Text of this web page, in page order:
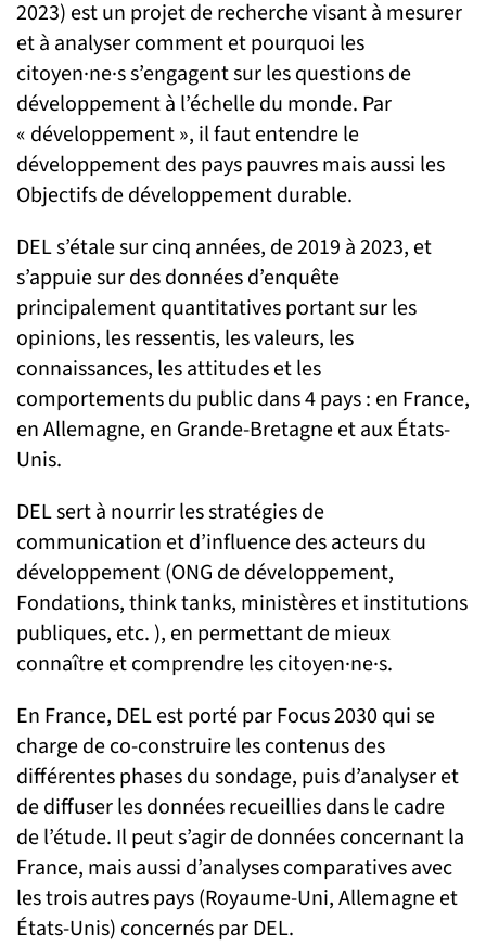
2023) est un projet de recherche visant à mesurer
et à analyser comment et pourquoi les
citoyen·ne·s s’engagent sur les questions de
développement à l’échelle du monde. Par
« développement », il faut entendre le
développement des pays pauvres mais aussi les
Objectifs de développement durable.
DEL s’étale sur cinq années, de 2019 à 2023, et
s’appuie sur des données d’enquête
principalement quantitatives portant sur les
opinions, les ressentis, les valeurs, les
connaissances, les attitudes et les
comportements du public dans 4 pays : en France,
en Allemagne, en Grande-Bretagne et aux États-
Unis.
DEL sert à nourrir les stratégies de
communication et d’influence des acteurs du
développement (ONG de développement,
Fondations, think tanks, ministères et institutions
publiques, etc. ), en permettant de mieux
connaître et comprendre les citoyen·ne·s.
En France, DEL est porté par Focus 2030 qui se
charge de co-construire les contenus des
différentes phases du sondage, puis d’analyser et
de diffuser les données recueillies dans le cadre
de l’étude. Il peut s’agir de données concernant la
France, mais aussi d’analyses comparatives avec
les trois autres pays (Royaume-Uni, Allemagne et
États-Unis) concernés par DEL.